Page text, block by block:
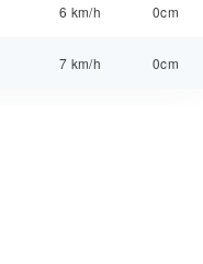
6 km/h 0cm
7 km/h 0cm